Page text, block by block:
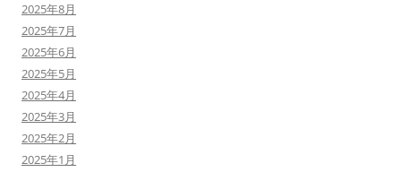
2025年8月
2025年7月
2025年6月
2025年5月
2025年4月
2025年3月
2025年2月
2025年1月